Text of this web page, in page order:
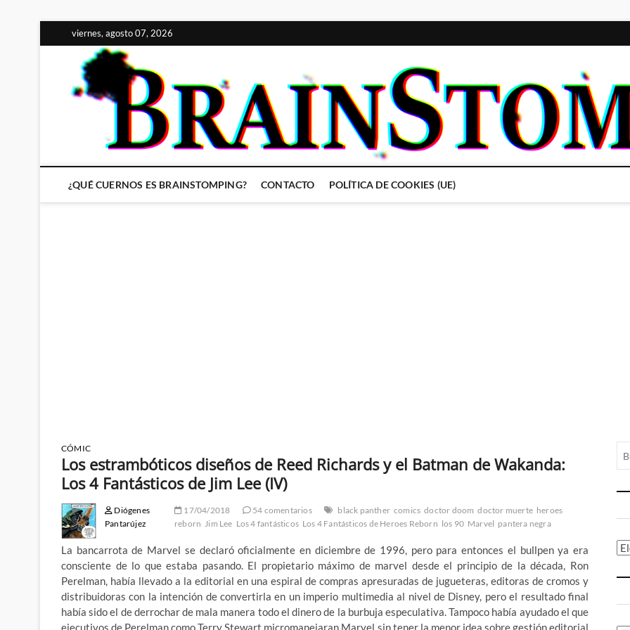
al
contenido
viernes, agosto 07, 2026
¿QUÉ CUERNOS ES BRAINSTOMPING? CONTACTO POLÍTICA DE COOKIES (UE)
CÓMIC
Los estrambóticos diseños de Reed Richards y el Batman de Wakanda:
Los 4 Fantásticos de Jim Lee (IV)
Diógenes
Pantarújez
17/04/2018 54 comentarios black panther comics doctor doom doctor muerte heroes
reborn Jim Lee Los 4 fantásticos Los 4 Fantásticos de Heroes Reborn los 90 Marvel pantera negra
La bancarrota de Marvel se declaró oficialmente en diciembre de 1996, pero para entonces el bullpen ya era
consciente de lo que estaba pasando. El propietario máximo de marvel desde el principio de la década, Ron
Perelman, había llevado a la editorial en una espiral de compras apresuradas de jugueteras, editoras de cromos y
distribuidoras con la intención de convertirla en un imperio multimedia al nivel de Disney, pero el resultado final
había sido el de derrochar de mala manera todo el dinero de la burbuja especulativa. Tampoco había ayudado el que